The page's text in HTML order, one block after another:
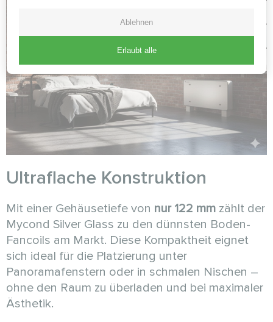
Ultraflache Konstruktion
Mit einer Gehäusetiefe von nur 122 mm zählt der
Mycond Silver Glass zu den dünnsten Boden-
Fancoils am Markt. Diese Kompaktheit eignet
sich ideal für die Platzierung unter
Panoramafenstern oder in schmalen Nischen –
ohne den Raum zu überladen und bei maximaler
Ästhetik.
Ablehnen
Erlaubt alle